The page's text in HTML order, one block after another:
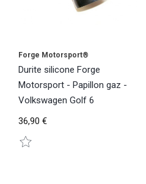
Forge Motorsport®
Durite silicone Forge
Motorsport - Papillon gaz -
Volkswagen Golf 6
36,90 €